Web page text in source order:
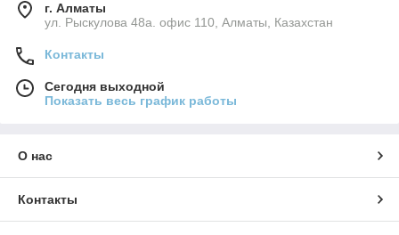
г. Алматы
ул. Рыскулова 48а. офис 110, Алматы, Казахстан
Контакты
Сегодня выходной
Показать весь график работы
О нас
Контакты